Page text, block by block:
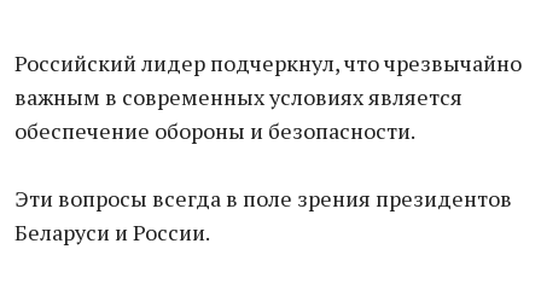
Российский лидер подчеркнул, что чрезвычайно
важным в современных условиях является
обеспечение обороны и безопасности.
Эти вопросы всегда в поле зрения президентов
Беларуси и России.